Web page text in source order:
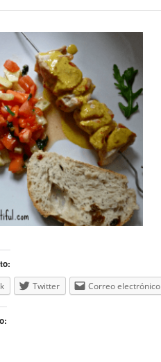
Twitter Correo electrónico